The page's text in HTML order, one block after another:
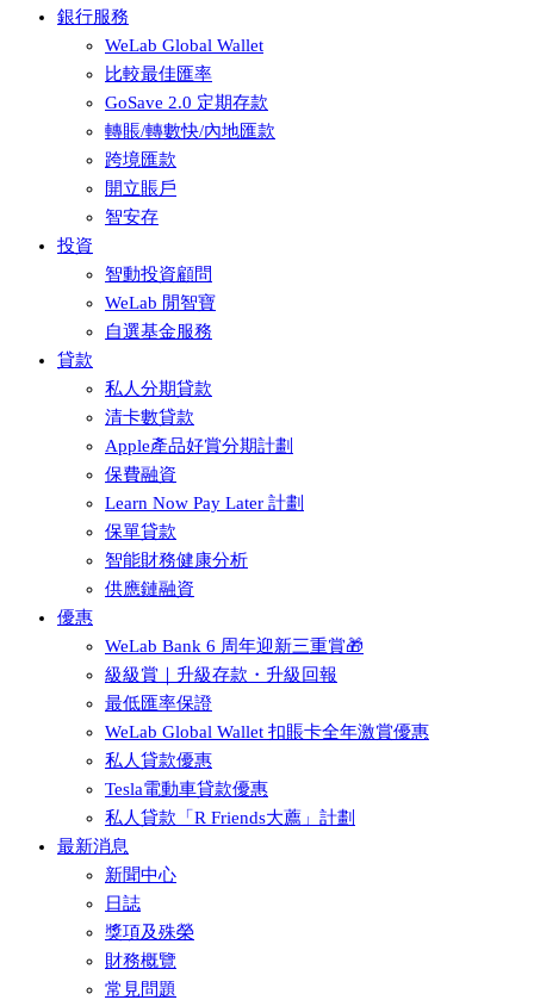
銀行服務
WeLab Global Wallet
比較最佳匯率
GoSave 2.0 定期存款
轉賬/轉數快/內地匯款
跨境匯款
開立賬戶
智安存
投資
智動投資顧問
WeLab 閒智寶
自選基金服務
貸款
私人分期貸款
清卡數貸款
Apple產品好賞分期計劃
保費融資
Learn Now Pay Later 計劃
保單貸款
智能財務健康分析
供應鏈融資
優惠
WeLab Bank 6 周年迎新三重賞🎁
級級賞｜升級存款・升級回報
最低匯率保證
WeLab Global Wallet 扣賬卡全年激賞優惠
私人貸款優惠
Tesla電動車貸款優惠
私人貸款「R Friends大薦」計劃
最新消息
新聞中心
日誌
獎項及殊榮
財務概覽
常見問題